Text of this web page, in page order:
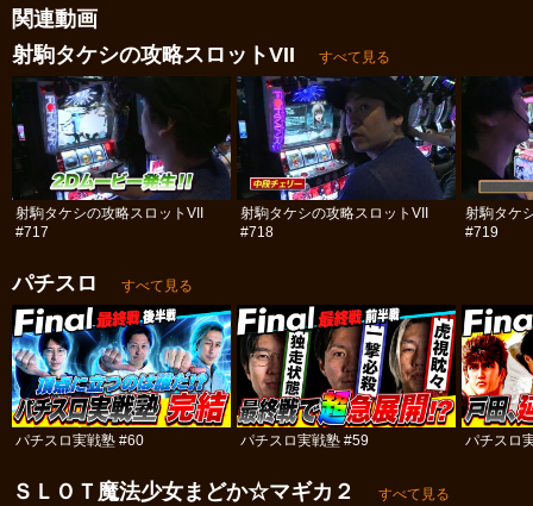
関連動画
射駒タケシの攻略スロットVII
すべて見る
射駒タケシの攻略スロットVII
#717
射駒タケシの攻略スロットVII
#718
射駒タケ
#719
パチスロ すべて見る
パチスロ実戦塾 #60 パチスロ実戦塾 #59 パチスロ
ＳＬＯＴ魔法少女まどか☆マギカ２ すべて見る